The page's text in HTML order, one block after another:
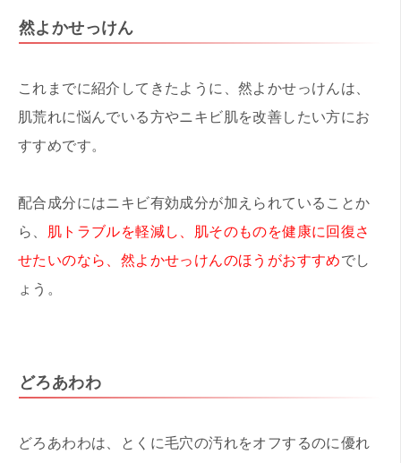
然よかせっけん
これまでに紹介してきたように、然よかせっけんは、
肌荒れに悩んでいる方やニキビ肌を改善したい方にお
すすめです。
配合成分にはニキビ有効成分が加えられていることか
ら、 肌トラブルを軽減し、肌そのものを健康に回復さ
せたいのなら、然よかせっけんのほうがおすすめでし
ょう。
どろあわわ
どろあわわは、とくに毛穴の汚れをオフするのに優れ